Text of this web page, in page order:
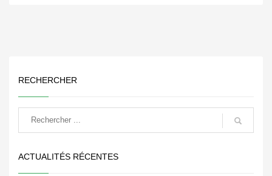
RECHERCHER
ACTUALITÉS RÉCENTES